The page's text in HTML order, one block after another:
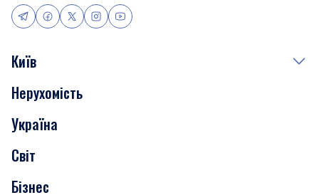
Київ
Події
Скандали
Нерухомість
Транспорт
Нерухомість
Україна
Світ
Бізнес